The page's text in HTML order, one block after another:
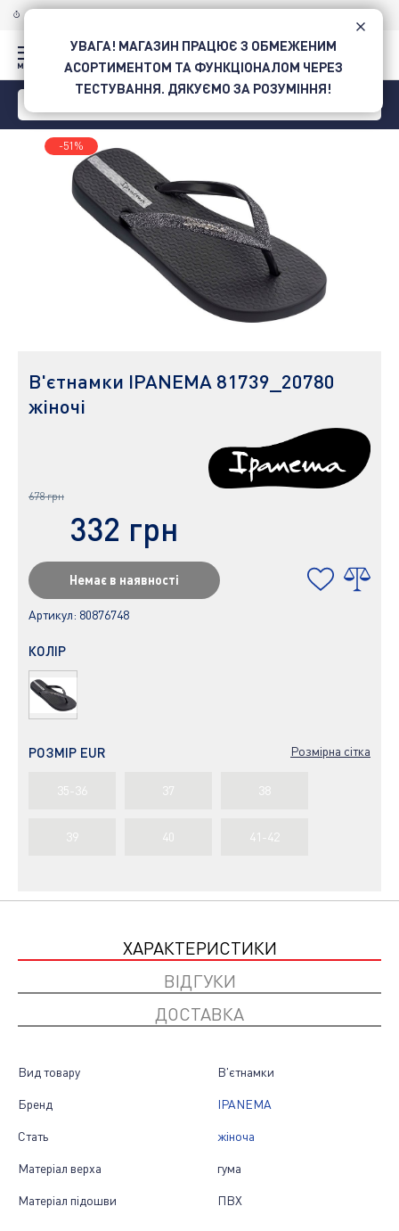
ДОСТАВКА ПО УКРАЇНІ
-51%
В'єтнамки IPANEMA 81739_20780
жіночі
678 грн
332 грн
Немає в наявності
Артикул: 80876748
КОЛІР
РОЗМІР EUR Розмірна сітка
35-36 37 38
39 40 41-42
ХАРАКТЕРИСТИКИ
ВІДГУКИ
ДОСТАВКА
Вид товару В'єтнамки
Бренд IPANEMA
Стать жіноча
Матеріал верха гума
Матеріал підошви ПВХ
УВАГА! МАГАЗИН ПРАЦЮЄ З ОБМЕЖЕНИМ
АСОРТИМЕНТОМ ТА ФУНКЦІОНАЛОМ ЧЕРЕЗ
ТЕСТУВАННЯ. ДЯКУЄМО ЗА РОЗУМІННЯ!